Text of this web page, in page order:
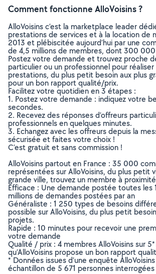
Comment fonctionne AlloVoisins ?
AlloVoisins c’est la marketplace leader
prestations de services et à la location de
2013 et plébiscitée aujourd’hui par une
de 4,5 millions de membres, dont 300
Postez votre demande et trouvez proche
particulier ou un professionnel pour
prestations, du plus petit besoin aux plus
pour un bon rapport qualité/prix.
Facilitez votre quotidien en 3 étapes :
1. Postez votre demande : indiquez votre
secondes.
2. Recevez des réponses d’offreurs
professionnels en quelques minutes.
3. Echangez avec les offreurs depuis la
sécurisée et faites votre choix !
C’est gratuit et sans commission !
AlloVoisins partout en France : 35 000
représentées sur AlloVoisins, du plus petit
grande ville, trouvez un membre à
Efficace : Une demande postée toutes les
millions de demandes postées par an
Généraliste : 1 250 types de besoins
possible sur AlloVoisins, du plus petit
projets.
Rapide : 10 minutes pour recevoir une
votre demande
Qualité / prix : 4 membres AlloVoisins sur
qu’AlloVoisins propose un bon rapport
* Données issues d’une enquête
échantillon de 5 671 personnes